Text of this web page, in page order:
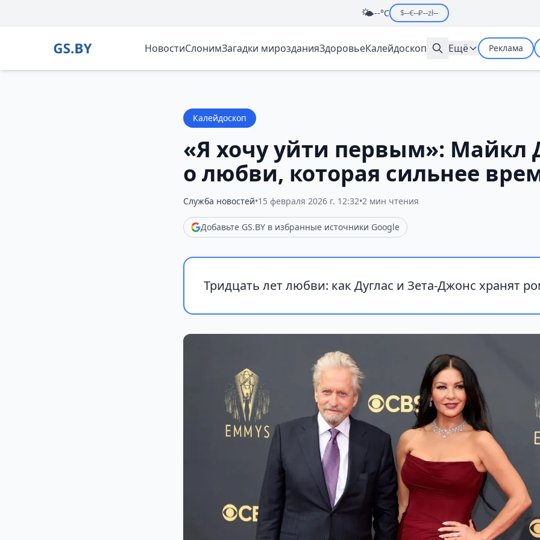
🌤️--°C $--€--₽--zł--
НовостиСлонимЗагадки мирозданияЗдоровьеКалейдоскоп Ещё Реклама
Калейдоскоп
«Я хочу уйти первым»: Майкл
о любви, которая сильнее
Служба новостей•15 февраля 2026 г. 12:32•2 мин чтения
Добавьте GS.BY в избранные источники Google
Тридцать лет любви: как Дуглас и Зета-Джонс хранят